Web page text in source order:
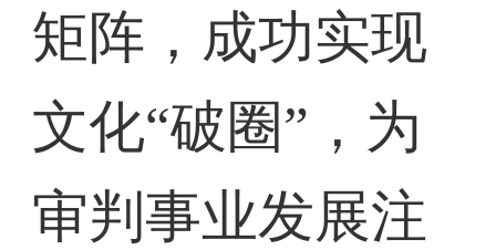
矩阵，成功实现
文化“破圈”，为
审判事业发展注